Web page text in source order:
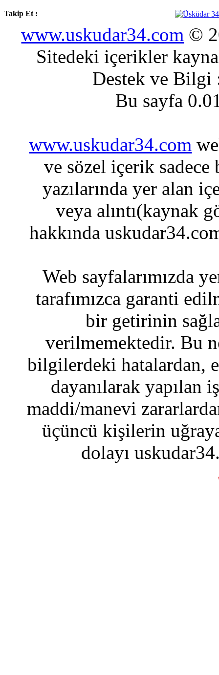
Takip Et :
www.uskudar34.com ©
Sitedeki içerikler
Destek ve
Bu sayfa
www.uskudar34.com
ve sözel içerik sadece
yazılarında yer alan
veya alıntı(kaynak
hakkında
Web sayfalarımızda
tarafımızca garanti
bir getirinin
verilmemektedir. Bu
bilgilerdeki hatalardan,
dayanılarak yapılan
maddi/manevi
üçüncü kişilerin
dolayı